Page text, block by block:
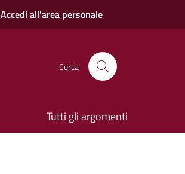
Accedi all'area personale
Cerca
Tutti gli argomenti